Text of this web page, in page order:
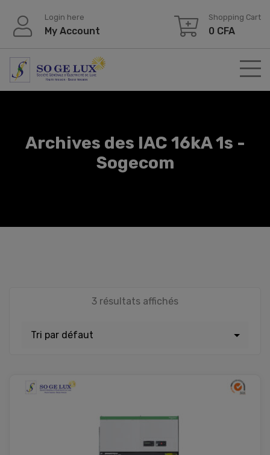
Login here
My Account
Shopping Cart
0 CFA
Archives des IAC 16kA 1s -
Sogecom
3 résultats affichés